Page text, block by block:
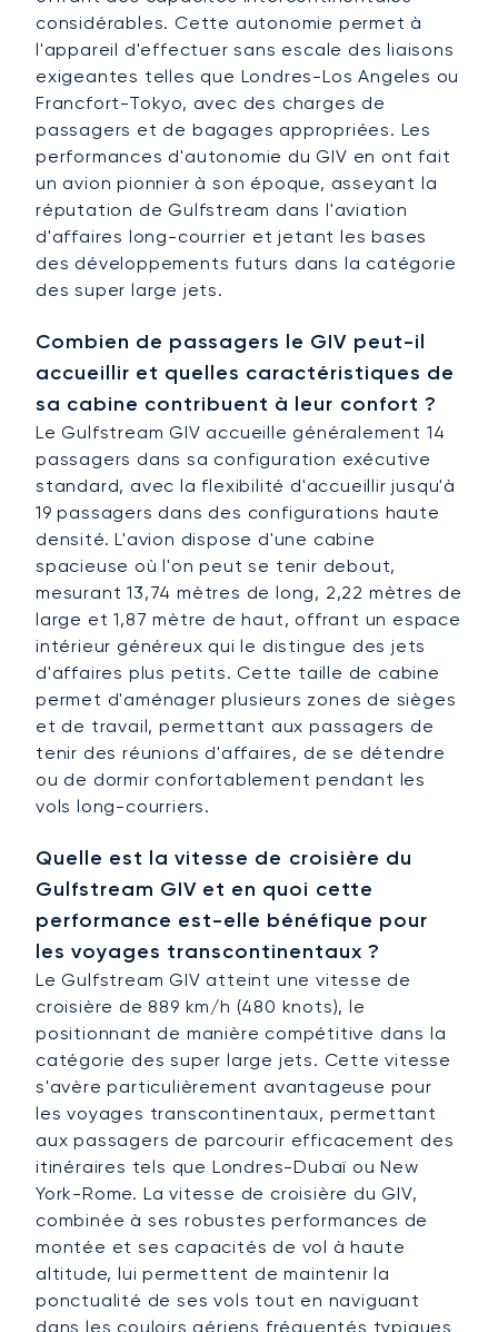
considérables. Cette autonomie permet à
l'appareil d'effectuer sans escale des liaisons
exigeantes telles que Londres-Los Angeles ou
Francfort-Tokyo, avec des charges de
passagers et de bagages appropriées. Les
performances d'autonomie du GIV en ont fait
un avion pionnier à son époque, asseyant la
réputation de Gulfstream dans l'aviation
d'affaires long-courrier et jetant les bases
des développements futurs dans la catégorie
des super large jets.
Combien de passagers le GIV peut-il
accueillir et quelles caractéristiques de
sa cabine contribuent à leur confort ?
Le Gulfstream GIV accueille généralement 14
passagers dans sa configuration exécutive
standard, avec la flexibilité d'accueillir jusqu'à
19 passagers dans des configurations haute
densité. L'avion dispose d'une cabine
spacieuse où l'on peut se tenir debout,
mesurant 13,74 mètres de long, 2,22 mètres de
large et 1,87 mètre de haut, offrant un espace
intérieur généreux qui le distingue des jets
d'affaires plus petits. Cette taille de cabine
permet d'aménager plusieurs zones de sièges
et de travail, permettant aux passagers de
tenir des réunions d'affaires, de se détendre
ou de dormir confortablement pendant les
vols long-courriers.
Quelle est la vitesse de croisière du
Gulfstream GIV et en quoi cette
performance est-elle bénéfique pour
les voyages transcontinentaux ?
Le Gulfstream GIV atteint une vitesse de
croisière de 889 km/h (480 knots), le
positionnant de manière compétitive dans la
catégorie des super large jets. Cette vitesse
s'avère particulièrement avantageuse pour
les voyages transcontinentaux, permettant
aux passagers de parcourir efficacement des
itinéraires tels que Londres-Dubaï ou New
York-Rome. La vitesse de croisière du GIV,
combinée à ses robustes performances de
montée et ses capacités de vol à haute
altitude, lui permettent de maintenir la
ponctualité de ses vols tout en naviguant
dans les couloirs aériens fréquentés typiques